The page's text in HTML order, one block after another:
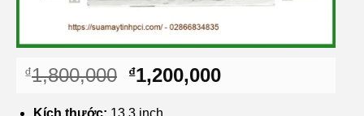
₫1,800,000 Giá
₫1,200,000Giá
Kích thước: 13.3 inch